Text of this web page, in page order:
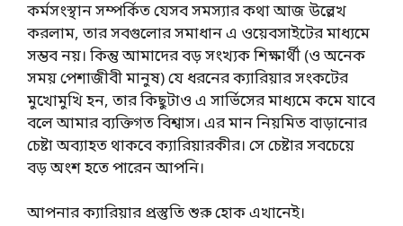
কর্মসংস্থান সম্পর্কিত যেসব সমস্যার কথা আজ উল্লেখ
করলাম, তার সবগুলোর সমাধান এ ওয়েবসাইটের মাধ্যমে
সম্ভব নয়। কিন্তু আমাদের বড় সংখ্যক শিক্ষার্থী (ও অনেক
সময় পেশাজীবী মানুষ) যে ধরনের ক্যারিয়ার সংকটের
মুখোমুখি হন, তার কিছুটাও এ সার্ভিসের মাধ্যমে কমে যাবে
বলে আমার ব্যক্তিগত বিশ্বাস। এর মান নিয়মিত বাড়ানোর
চেষ্টা অব্যাহত থাকবে ক্যারিয়ারকীর। সে চেষ্টার সবচেয়ে
বড় অংশ হতে পারেন আপনি।
আপনার ক্যারিয়ার প্রস্তুতি শুরু হোক এখানেই।